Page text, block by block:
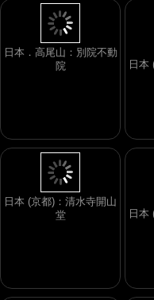
日本．高尾山：別院不動
院
日本
日本 (京都)：清水寺開山
堂
日本